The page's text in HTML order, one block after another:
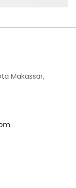
Makassar,